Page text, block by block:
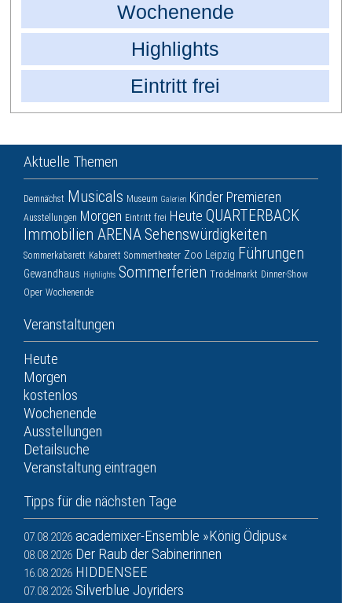
Wochenende
Highlights
Eintritt frei
Aktuelle Themen
Demnächst Musicals Museum Galerien Kinder Premieren
Ausstellungen Morgen Eintritt frei Heute QUARTERBACK
Immobilien ARENASehenswürdigkeiten
Sommerkabarett Kabarett Sommertheater Zoo Leipzig Führungen
Gewandhaus Highlights Sommerferien Trödelmarkt Dinner-Show
Oper Wochenende
Veranstaltungen
Heute
Morgen
kostenlos
Wochenende
Ausstellungen
Detailsuche
Veranstaltung eintragen
Tipps für die nächsten Tage
07.08.2026 academixer-Ensemble »König Ödipus«
08.08.2026 Der Raub der Sabinerinnen
16.08.2026 HIDDENSEE
07.08.2026 Silverblue Joyriders